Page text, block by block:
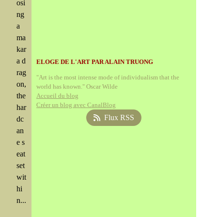
osi
ng
a
ma
kar
a d
rag
on,
the
har
dc
an
e s
eat
set
wit
hi
n...
ELOGE DE L'ART PAR ALAIN TRUONG
"Art is the most intense mode of individualism that the
world has known." Oscar Wilde
Accueil du blog
Créer un blog avec CanalBlog
Flux RSS